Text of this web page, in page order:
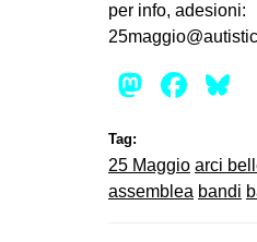
per info, adesioni:
Tag:
25 Maggio arci
assemblea bandi